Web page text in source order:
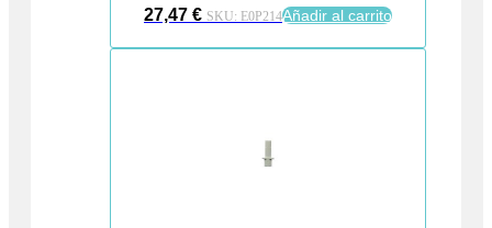
27,47 € SKU: E0P214Añadir al carrito